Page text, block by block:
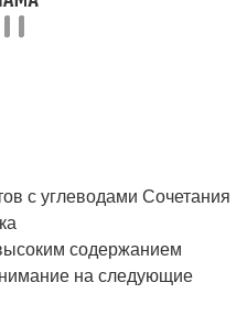
с углеводами Сочетания
содержанием
на следующие